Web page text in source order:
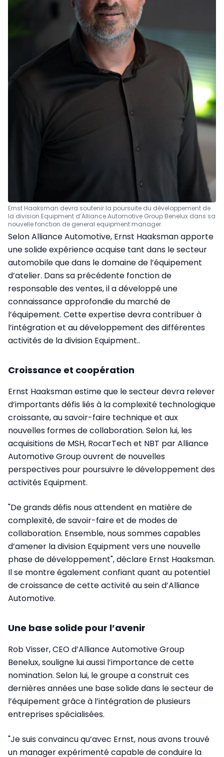
Ernst Haaksman devra soutenir la poursuite du développement de
la division Equipment d’Alliance Automotive Group Benelux dans sa
nouvelle fonction de general equipment manager.
Selon Alliance Automotive, Ernst Haaksman apporte
une solide expérience acquise tant dans le secteur
automobile que dans le domaine de l’équipement
d’atelier. Dans sa précédente fonction de
responsable des ventes, il a développé une
connaissance approfondie du marché de
l’équipement. Cette expertise devra contribuer à
l’intégration et au développement des différentes
activités de la division Equipment..
Croissance et coopération
Ernst Haaksman estime que le secteur devra relever
d’importants défis liés à la complexité technologique
croissante, au savoir-faire technique et aux
nouvelles formes de collaboration. Selon lui, les
acquisitions de MSH, RocarTech et NBT par Alliance
Automotive Group ouvrent de nouvelles
perspectives pour poursuivre le développement des
activités Equipment.
"De grands défis nous attendent en matière de
complexité, de savoir-faire et de modes de
collaboration. Ensemble, nous sommes capables
d’amener la division Equipment vers une nouvelle
phase de développement", déclare Ernst Haaksman.
Il se montre également confiant quant au potentiel
de croissance de cette activité au sein d’Alliance
Automotive.
Une base solide pour l’avenir
Rob Visser, CEO d’Alliance Automotive Group
Benelux, souligne lui aussi l’importance de cette
nomination. Selon lui, le groupe a construit ces
dernières années une base solide dans le secteur de
l’équipement grâce à l’intégration de plusieurs
entreprises spécialisées.
"Je suis convaincu qu’avec Ernst, nous avons trouvé
un manager expérimenté capable de conduire la